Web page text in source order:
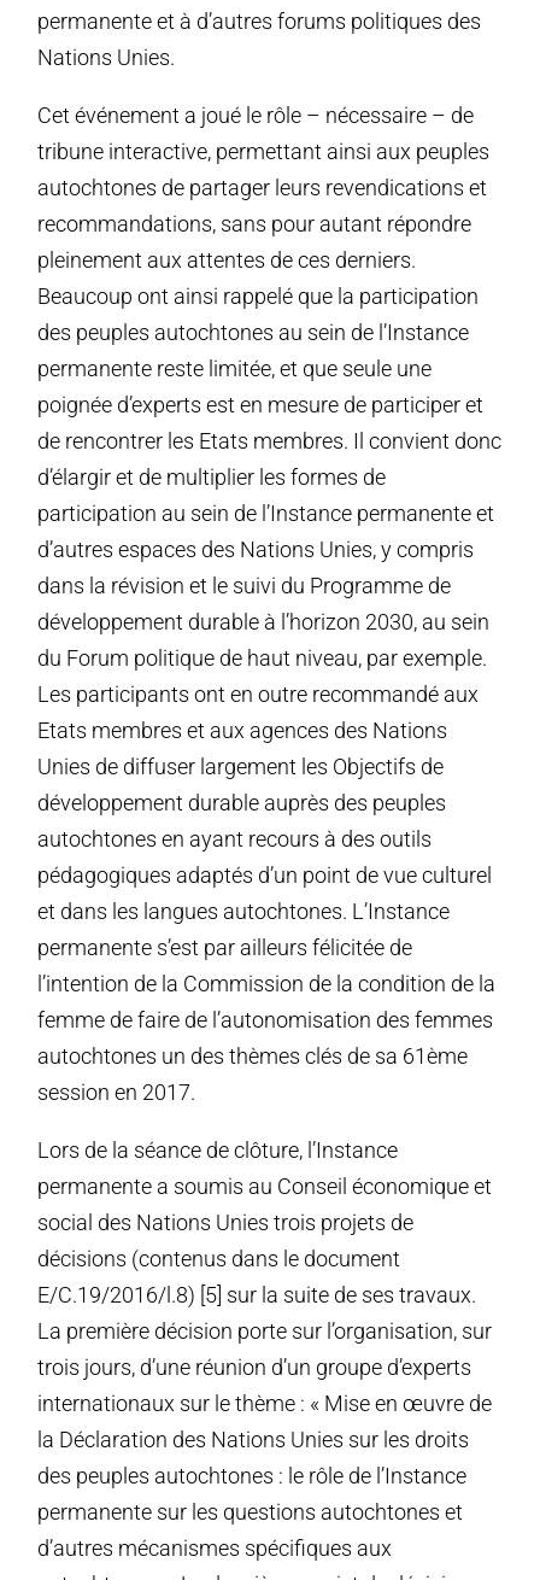
permanente et à d’autres forums politiques des
Nations Unies.
Cet événement a joué le rôle – nécessaire – de
tribune interactive, permettant ainsi aux peuples
autochtones de partager leurs revendications et
recommandations, sans pour autant répondre
pleinement aux attentes de ces derniers.
Beaucoup ont ainsi rappelé que la participation
des peuples autochtones au sein de l’Instance
permanente reste limitée, et que seule une
poignée d’experts est en mesure de participer et
de rencontrer les Etats membres. Il convient donc
d’élargir et de multiplier les formes de
participation au sein de l’Instance permanente et
d’autres espaces des Nations Unies, y compris
dans la révision et le suivi du Programme de
développement durable à l’horizon 2030, au sein
du Forum politique de haut niveau, par exemple.
Les participants ont en outre recommandé aux
Etats membres et aux agences des Nations
Unies de diffuser largement les Objectifs de
développement durable auprès des peuples
autochtones en ayant recours à des outils
pédagogiques adaptés d’un point de vue culturel
et dans les langues autochtones. L’Instance
permanente s’est par ailleurs félicitée de
l’intention de la Commission de la condition de la
femme de faire de l’autonomisation des femmes
autochtones un des thèmes clés de sa 61ème
session en 2017.
Lors de la séance de clôture, l’Instance
permanente a soumis au Conseil économique et
social des Nations Unies trois projets de
décisions (contenus dans le document
E/C.19/2016/l.8) [5] sur la suite de ses travaux.
La première décision porte sur l’organisation, sur
trois jours, d’une réunion d’un groupe d’experts
internationaux sur le thème : « Mise en œuvre de
la Déclaration des Nations Unies sur les droits
des peuples autochtones : le rôle de l’Instance
permanente sur les questions autochtones et
d’autres mécanismes spécifiques aux